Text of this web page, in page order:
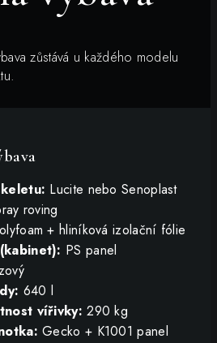
zůstává u každého modelu
Lucite nebo Senoplast
roving
+ hliníková izolační fólie
PS panel
640 l
vířivky: 290 kg
Gecko + K1001 panel